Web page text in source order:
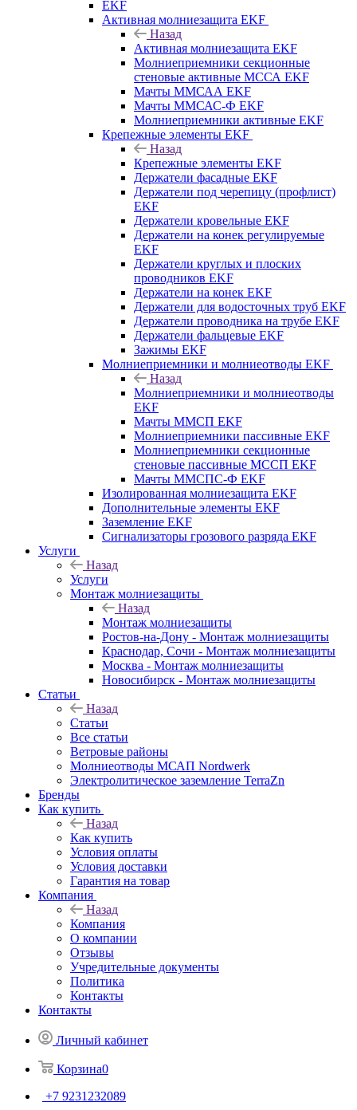
EKF
Активная молниезащита EKF
Назад
Активная молниезащита EKF
Молниеприемники секционные
стеновые активные МССА EKF
Мачты ММСАА EKF
Мачты ММСАС-Ф EKF
Молниеприемники активные EKF
Крепежные элементы EKF
Назад
Крепежные элементы EKF
Держатели фасадные EKF
Держатели под черепицу (профлист)
EKF
Держатели кровельные EKF
Держатели на конек регулируемые
EKF
Держатели круглых и плоских
проводников EKF
Держатели на конек EKF
Держатели для водосточных труб EKF
Держатели проводника на трубе EKF
Держатели фальцевые EKF
Зажимы EKF
Молниеприемники и молниеотводы EKF
Назад
Молниеприемники и молниеотводы
EKF
Мачты ММСП EKF
Молниеприемники пассивные EKF
Молниеприемники секционные
стеновые пассивные МССП EKF
Мачты ММСПС-Ф EKF
Изолированная молниезащита EKF
Дополнительные элементы EKF
Заземление EKF
Сигнализаторы грозового разряда EKF
Услуги
Назад
Услуги
Монтаж молниезащиты
Назад
Монтаж молниезащиты
Ростов-на-Дону - Монтаж молниезащиты
Краснодар, Сочи - Монтаж молниезащиты
Москва - Монтаж молниезащиты
Новосибирск - Монтаж молниезащиты
Статьи
Назад
Статьи
Все статьи
Ветровые районы
Молниеотводы МСАП Nordwerk
Электролитическое заземление TerraZn
Бренды
Как купить
Назад
Как купить
Условия оплаты
Условия доставки
Гарантия на товар
Компания
Назад
Компания
О компании
Отзывы
Учредительные документы
Политика
Контакты
Контакты
Личный кабинет
Корзина0
+7 9231232089